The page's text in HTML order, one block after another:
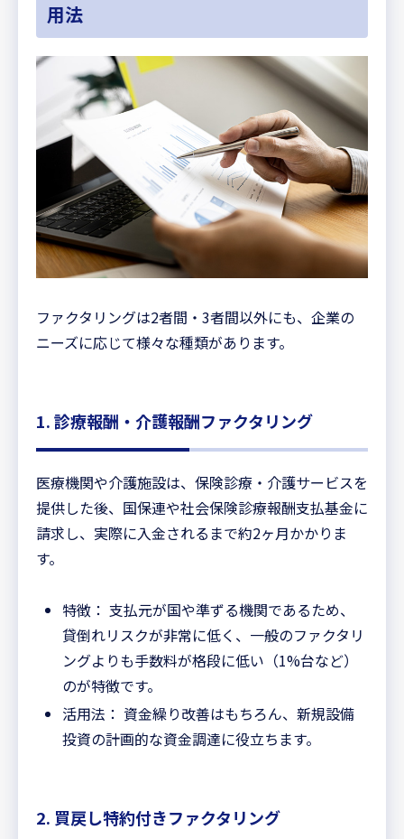
用法
ファクタリングは2者間・3者間以外にも、企業の
ニーズに応じて様々な種類があります。
1. 診療報酬・介護報酬ファクタリング
医療機関や介護施設は、保険診療・介護サービスを
提供した後、国保連や社会保険診療報酬支払基金に
請求し、実際に入金されるまで約2ヶ月かかりま
す。
特徴： 支払元が国や準ずる機関であるため、
貸倒れリスクが非常に低く、一般のファクタリ
ングよりも手数料が格段に低い（1%台など）
のが特徴です。
活用法： 資金繰り改善はもちろん、新規設備
投資の計画的な資金調達に役立ちます。
2. 買戻し特約付きファクタリング